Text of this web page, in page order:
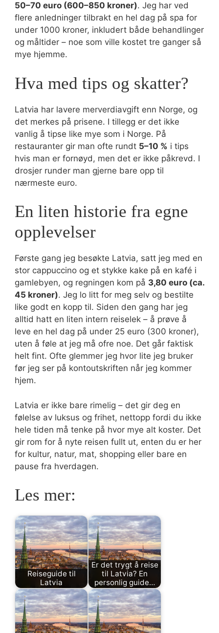
50–70 euro (600–850 kroner). Jeg har ved
flere anledninger tilbrakt en hel dag på spa for
under 1000 kroner, inkludert både behandlinger
og måltider – noe som ville kostet tre ganger så
mye hjemme.
Hva med tips og skatter?
Latvia har lavere merverdiavgift enn Norge, og
det merkes på prisene. I tillegg er det ikke
vanlig å tipse like mye som i Norge. På
restauranter gir man ofte rundt 5–10 % i tips
hvis man er fornøyd, men det er ikke påkrevd. I
drosjer runder man gjerne bare opp til
nærmeste euro.
En liten historie fra egne
opplevelser
Første gang jeg besøkte Latvia, satt jeg med en
stor cappuccino og et stykke kake på en kafé i
gamlebyen, og regningen kom på 3,80 euro (ca.
45 kroner). Jeg lo litt for meg selv og bestilte
like godt en kopp til. Siden den gang har jeg
alltid hatt en liten intern reiselek – å prøve å
leve en hel dag på under 25 euro (300 kroner),
uten å føle at jeg må ofre noe. Det går faktisk
helt fint. Ofte glemmer jeg hvor lite jeg bruker
før jeg ser på kontoutskriften når jeg kommer
hjem.
Latvia er ikke bare rimelig – det gir deg en
følelse av luksus og frihet, nettopp fordi du ikke
hele tiden må tenke på hvor mye alt koster. Det
gir rom for å nyte reisen fullt ut, enten du er her
for kultur, natur, mat, shopping eller bare en
pause fra hverdagen.
Les mer:
Reiseguide til
Latvia
Er det trygt å reise
til Latvia? En
personlig guide…